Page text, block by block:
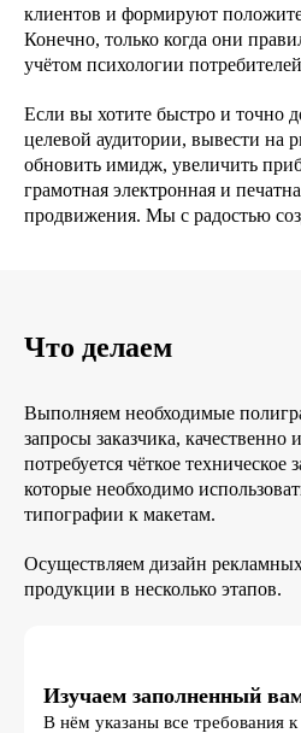
клиентов и формируют
Конечно, только когда они
учётом психологии
Если вы хотите быстро и точно
целевой аудитории, вывести на
обновить имидж, увеличить
грамотная электронная и
продвижения. Мы с радостью
Что делаем
Выполняем необходимые
запросы заказчика, качественно
потребуется чёткое техническое
которые необходимо
типографии к макетам.
Осуществляем дизайн
продукции в несколько этапов.
Изучаем заполненный
В нём указаны все требования